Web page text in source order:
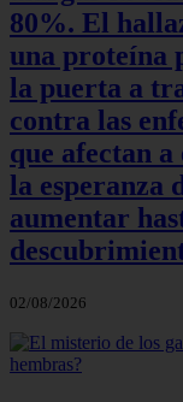
80%. El
una proteína
la puerta a
contra las
que afectan a
la esperanza
aumentar
02/08/2026